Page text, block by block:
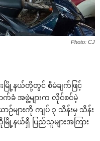
Photo: CJ
ြို့နယ်တို့တွင် စီမံချက်ဖြင့်
ခံ အဖွဲ့များက လိုင်စင်မဲ့
ာဉ်များကို ကျပ် ၃ သိန်းမှ သိန်း
ြို့နယ်ရှိ ပြည်သူများအကြား